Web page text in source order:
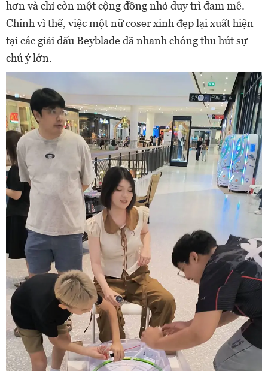
hơn và chỉ còn một cộng đồng nhỏ duy trì đam mê.
Chính vì thế, việc một nữ coser xinh đẹp lại xuất hiện
tại các giải đấu Beyblade đã nhanh chóng thu hút sự
chú ý lớn.